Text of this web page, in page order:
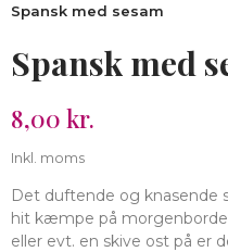
Spansk med sesam
Spansk med
8,00 kr.
Inkl. moms
Det duftende og knasende
hit kæmpe på
eller evt. en skive ost på er